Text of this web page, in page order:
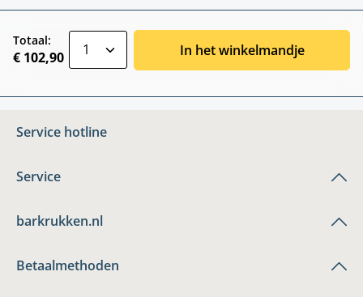
Totaal:
€ 102,90 In het winkelmandje
Service hotline
Service
barkrukken.nl
Betaalmethoden